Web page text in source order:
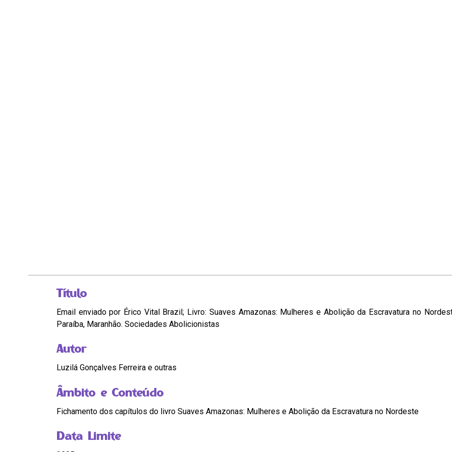
Título
Email enviado por Érico Vital Brazil; Livro: Suaves Amazonas: Mulheres e Abolição da Escravatura no
Paraíba, Maranhão. Sociedades Abolicionistas
Autor
Luzilá Gonçalves Ferreira e outras
Âmbito e Conteúdo
Fichamento dos capítulos do livro Suaves Amazonas: Mulheres e Abolição da Escravatura no Nordeste
Data Limite